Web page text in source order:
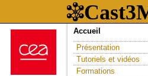
Accueil
Présentation
Tutoriels et vidéos
Formations